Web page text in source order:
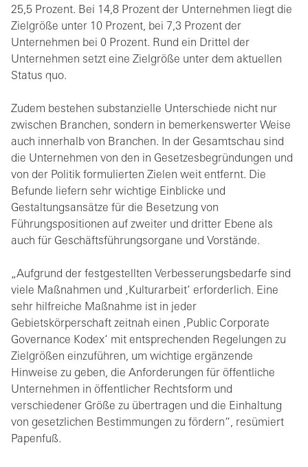
25,5 Prozent. Bei 14,8 Prozent der Unternehmen liegt die
Zielgröße unter 10 Prozent, bei 7,3 Prozent der
Unternehmen bei 0 Prozent. Rund ein Drittel der
Unternehmen setzt eine Zielgröße unter dem aktuellen
Status quo.
Zudem bestehen substanzielle Unterschiede nicht nur
zwischen Branchen, sondern in bemerkenswerter Weise
auch innerhalb von Branchen. In der Gesamtschau sind
die Unternehmen von den in Gesetzesbegründungen und
von der Politik formulierten Zielen weit entfernt. Die
Befunde liefern sehr wichtige Einblicke und
Gestaltungsansätze für die Besetzung von
Führungspositionen auf zweiter und dritter Ebene als
auch für Geschäftsführungsorgane und Vorstände.
„Aufgrund der festgestellten Verbesserungsbedarfe sind
viele Maßnahmen und ‚Kulturarbeit‘ erforderlich. Eine
sehr hilfreiche Maßnahme ist in jeder
Gebietskörperschaft zeitnah einen ‚Public Corporate
Governance Kodex‘ mit entsprechenden Regelungen zu
Zielgrößen einzuführen, um wichtige ergänzende
Hinweise zu geben, die Anforderungen für öffentliche
Unternehmen in öffentlicher Rechtsform und
verschiedener Größe zu übertragen und die Einhaltung
von gesetzlichen Bestimmungen zu fördern“, resümiert
Papenfuß.